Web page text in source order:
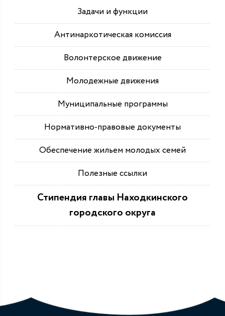
Задачи и функции
Антинаркотическая комиссия
Волонтерское движение
Молодежные движения
Муниципальные программы
Нормативно-правовые документы
Обеспечение жильем молодых семей
Полезные ссылки
Стипендия главы Находкинского
городского округа